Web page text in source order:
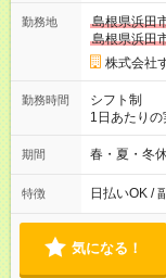
同時給）
勤務地
島根県浜田
島根県浜田
株式会社
勤務時間
シフト制
1日あたり
週2日～・1
のみ勤務可能
す。 必ず、
す。
期間 春・夏・冬
特徴 日払いOK /
気になる！